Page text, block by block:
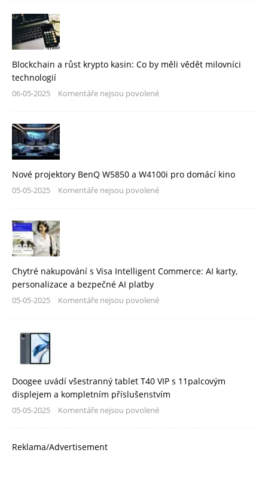
Blockchain a růst krypto kasin: Co by měli vědět milovníci
technologií
06-05-2025 Komentáře nejsou povolené
Nové projektory BenQ W5850 a W4100i pro domácí kino
05-05-2025 Komentáře nejsou povolené
Chytré nakupování s Visa Intelligent Commerce: AI karty,
personalizace a bezpečné AI platby
05-05-2025 Komentáře nejsou povolené
Doogee uvádí všestranný tablet T40 VIP s 11palcovým
displejem a kompletním příslušenstvím
05-05-2025 Komentáře nejsou povolené
Reklama/Advertisement